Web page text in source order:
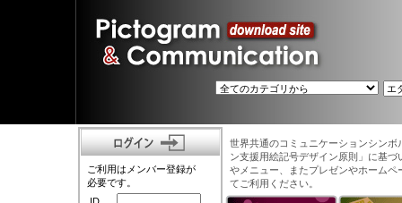
ご利用はメンバー登録が
必要です。
世界共通のコミュニケーションシン
ン支援用絵記号デザイン原則」に基
やメニュー、またプレゼンやホーム
てご利用ください。